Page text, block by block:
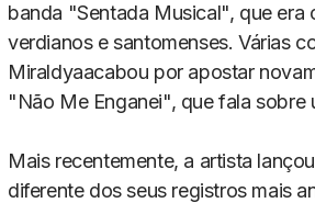
banda "Sentada Musical", que
verdianos e santomenses. Várias
Miraldyaacabou por apostar
"Não Me Enganei", que fala sobre
Mais recentemente, a artista
diferente dos seus registros mais